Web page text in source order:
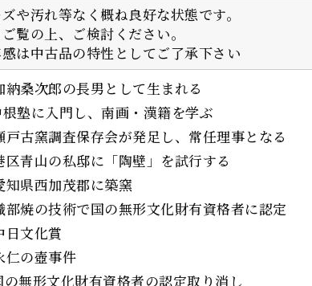
や汚れ等なく概ね良好な状態です。
覧の上、ご検討ください。
は中古品の特性としてご了承下さい
桑次郎の長男として生まれる
塾に入門し、南画・漢籍を学ぶ
古窯調査保存会が発足し、常任理事となる
青山の私邸に「陶壁」を試行する
県西加茂郡に築窯
焼の技術で国の無形文化財有資格者に認定
文化賞
の壺事件
無形文化財有資格者の認定取り消し